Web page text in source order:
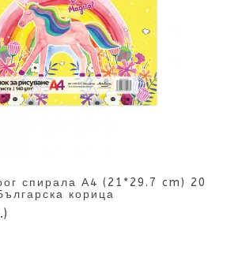
спирала А4 (21*29.7 cm) 20
корица